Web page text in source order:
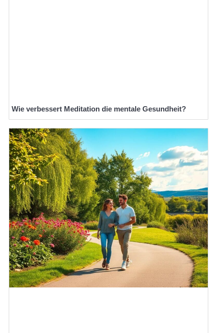
Wie verbessert Meditation die mentale Gesundheit?